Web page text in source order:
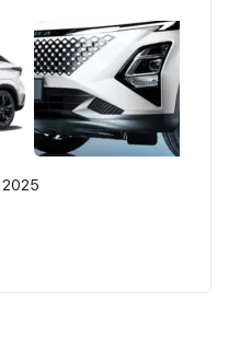
2025